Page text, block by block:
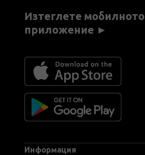
Изтеглете мобилното
приложение ►
Информация